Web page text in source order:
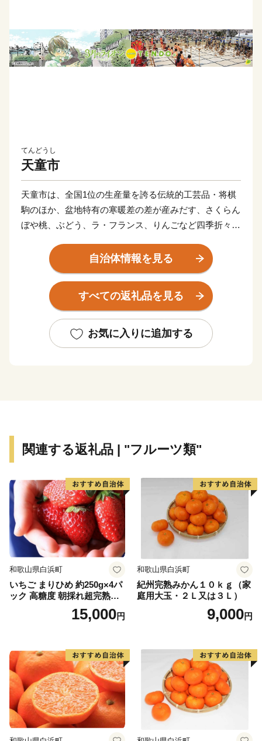
てんどうし
天童市
天童市は、全国1位の生産量を誇る伝統的工芸品・将棋
駒のほか、盆地特有の寒暖差の差が産みだす、さくらん
ぼや桃、ぶどう、ラ・フランス、りんごなど四季折々の
”第２のふるさと天童"には、ご寄附をいただいた皆様と
の間に、ふるさと納税を通じて絆を形成し、本市が皆様
にとって"第２のふるさと"と感じていただけるようにと
の思いが込められています。
けに、ぜひ天童市を訪れ、本市の魅力を肌で感じ取って
みてはいかがですか？ ふるさと納税をきっかけに、ち
自治体情報を見る
すべての返礼品を見る
お気に入りに追加する
関連する返礼品 | "フルーツ類"
和歌山県白浜町
いちご まりひめ 約250g×4パ
ック 高糖度 朝採れ超完熟ま
りひめ 1月以降発送分
15,000円
和歌山県白浜町
紀州完熟みかん１０ｋｇ（家
庭用大玉・２Ｌ又は３Ｌ）
9,000円